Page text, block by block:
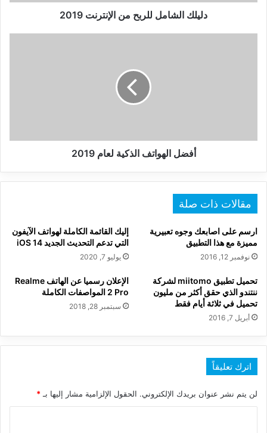
دليلك الشامل للربح من الإنترنت 2019
أفضل الهواتف الذكية لعام 2019
مقالات ذات صلة
ارسم على اصابعك وجوه تعبيرية
مميزة مع هذا التطبيق
نوفمبر 12, 2016
إليك القائمة الكاملة لهواتف الآيفون
التي تدعم التحديث الجديد iOS 14
يوليو 7, 2020
تحميل تطبيق miitomo لشركة
ننتندو الذي حقق أكثر من مليون
تحميل في ثلاثة أيام فقط
أبريل 7, 2016
الإعلان رسميا عن الهاتف Realme
2 Pro المواصفات الكاملة
سبتمبر 28, 2018
اترك تعليقاً
لن يتم نشر عنوان بريدك الإلكتروني. الحقول الإلزامية مشار إليها بـ*